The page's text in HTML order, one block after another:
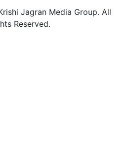
Jagran Media Group. All
Reserved.